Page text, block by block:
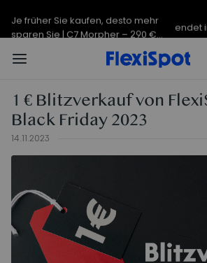
sparen Sie | C7 Morpher – 290 €
Rabatt
1 € Blitzverkauf von
Black Friday 2023
14.11.2023